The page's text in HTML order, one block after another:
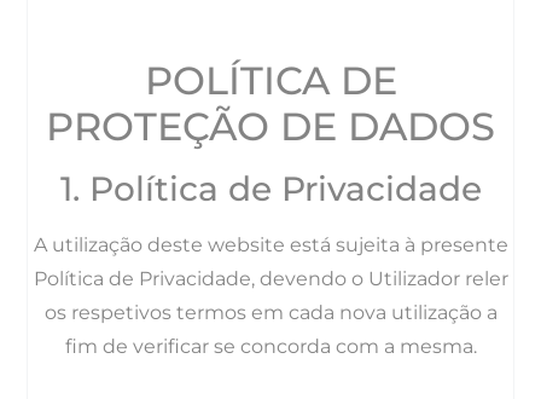
POLÍTICA DE
PROTEÇÃO DE DADOS
1. Política de Privacidade
A utilização deste website está sujeita à presente
Política de Privacidade, devendo o Utilizador reler
os respetivos termos em cada nova utilização a
fim de verificar se concorda com a mesma.